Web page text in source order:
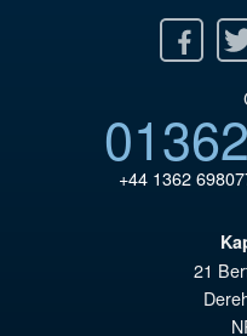
Twitter
+44 1362
21